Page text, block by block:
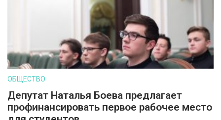
ОБЩЕСТВО
Депутат Наталья Боева предлагает
профинансировать первое рабочее место